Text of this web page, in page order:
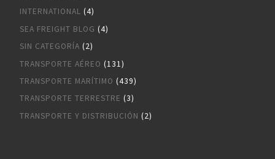
INTERNATIONAL (4)
SEA FREIGHT BLOG (4)
SIN CATEGORÍA (2)
TRANSPORTE AÉREO (131)
TRANSPORTE MARÍTIMO (439)
TRANSPORTE TERRESTRE (3)
TRANSPORTE Y DISTRIBUCIÓN (2)